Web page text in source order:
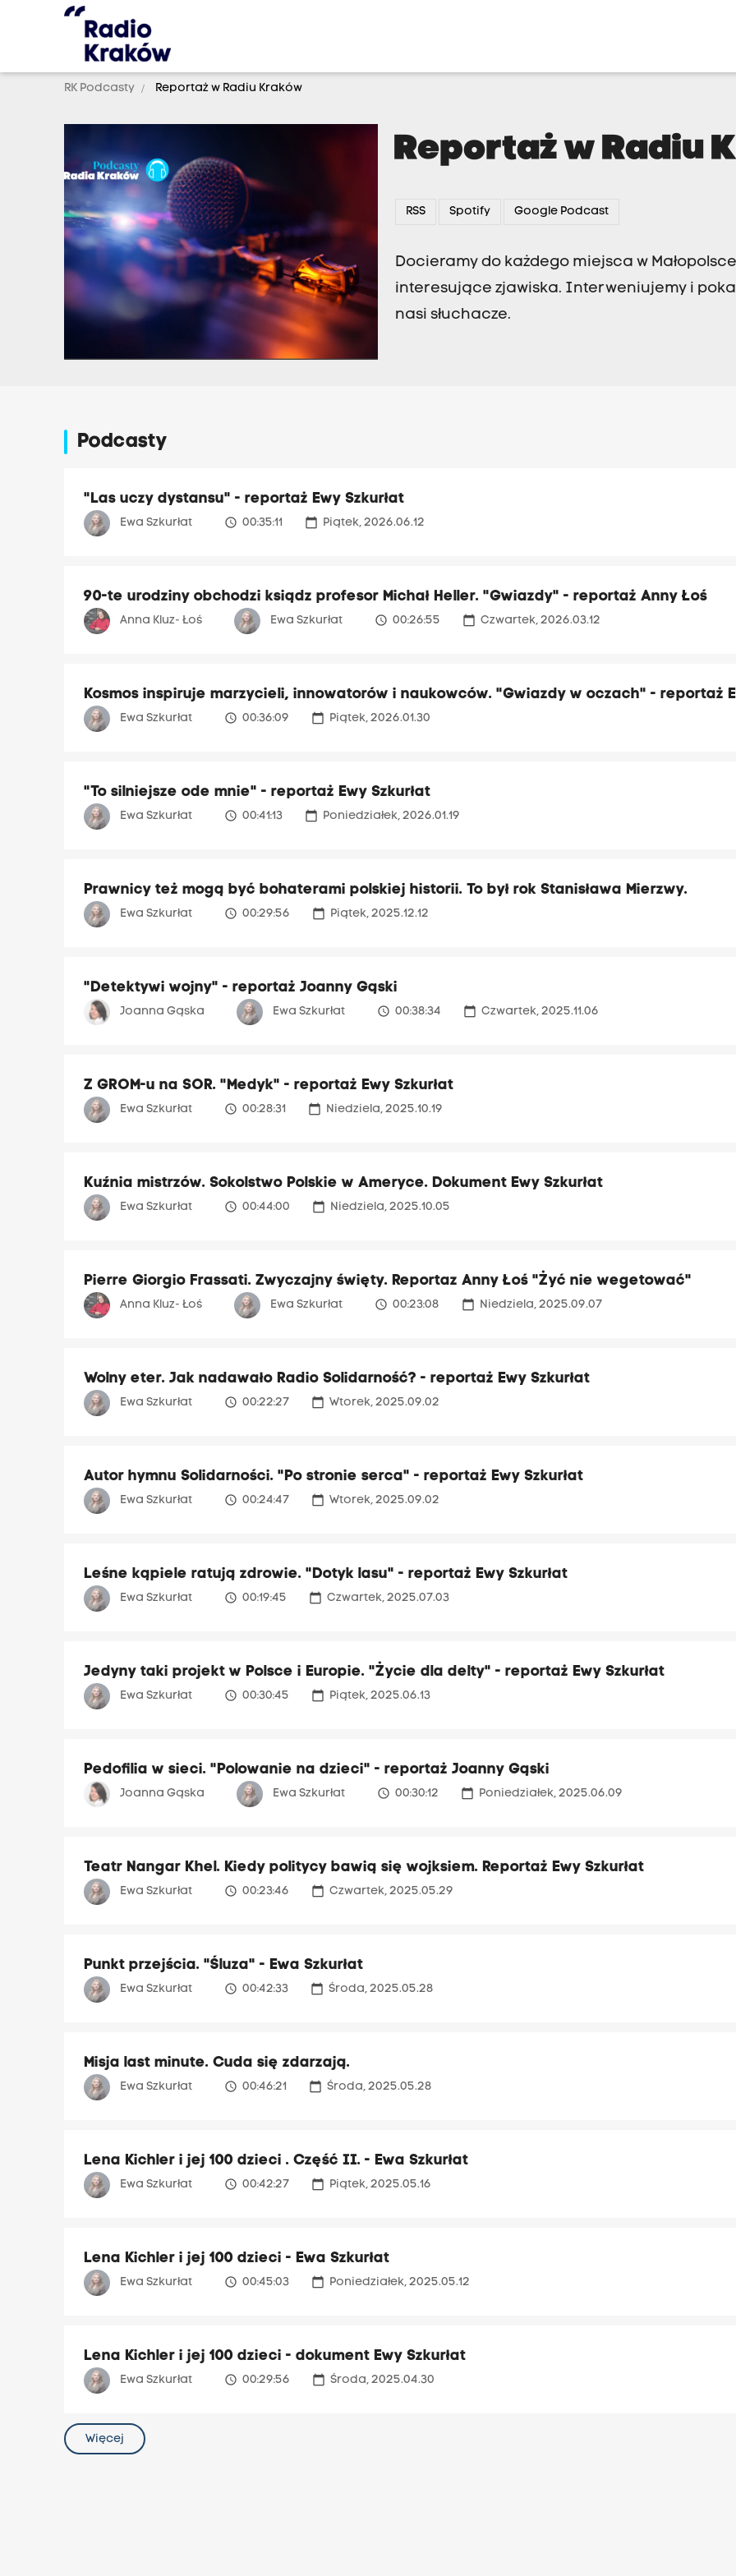
RK Podcasty Reportaż w Radiu Kraków
Reportaż w Radiu
RSS Spotify Google Podcast
Docieramy do każdego miejsca w
interesujące zjawiska. Interweniujemy i
nasi słuchacze.
Podcasty
"Las uczy dystansu" - reportaż Ewy Szkurłat
Ewa Szkurłat access_time 00:35:11 calendar_today Piątek, 2026.06.12
90-te urodziny obchodzi ksiądz profesor Michał Heller. "Gwiazdy" - reportaż Anny Łoś
Anna Kluz- Łoś Ewa Szkurłat access_time 00:26:55 calendar_today Czwartek, 2026.03.12
Kosmos inspiruje marzycieli, innowatorów i naukowców. "Gwiazdy w oczach" - reportaż
Ewa Szkurłat access_time 00:36:09 calendar_today Piątek, 2026.01.30
"To silniejsze ode mnie" - reportaż Ewy Szkurłat
Ewa Szkurłat access_time 00:41:13 calendar_today Poniedziałek, 2026.01.19
Prawnicy też mogą być bohaterami polskiej historii. To był rok Stanisława Mierzwy.
Ewa Szkurłat access_time 00:29:56 calendar_today Piątek, 2025.12.12
"Detektywi wojny" - reportaż Joanny Gąski
Joanna Gąska Ewa Szkurłat access_time 00:38:34 calendar_today Czwartek, 2025.11.06
Z GROM-u na SOR. "Medyk" - reportaż Ewy Szkurłat
Ewa Szkurłat access_time 00:28:31 calendar_today Niedziela, 2025.10.19
Kuźnia mistrzów. Sokolstwo Polskie w Ameryce. Dokument Ewy Szkurłat
Ewa Szkurłat access_time 00:44:00 calendar_today Niedziela, 2025.10.05
Pierre Giorgio Frassati. Zwyczajny święty. Reportaz Anny Łoś "Żyć nie wegetować"
Anna Kluz- Łoś Ewa Szkurłat access_time 00:23:08 calendar_today Niedziela, 2025.09.07
Wolny eter. Jak nadawało Radio Solidarność? - reportaż Ewy Szkurłat
Ewa Szkurłat access_time 00:22:27 calendar_today Wtorek, 2025.09.02
Autor hymnu Solidarności. "Po stronie serca" - reportaż Ewy Szkurłat
Ewa Szkurłat access_time 00:24:47 calendar_today Wtorek, 2025.09.02
Leśne kąpiele ratują zdrowie. "Dotyk lasu" - reportaż Ewy Szkurłat
Ewa Szkurłat access_time 00:19:45 calendar_today Czwartek, 2025.07.03
Jedyny taki projekt w Polsce i Europie. "Życie dla delty" - reportaż Ewy Szkurłat
Ewa Szkurłat access_time 00:30:45 calendar_today Piątek, 2025.06.13
Pedofilia w sieci. "Polowanie na dzieci" - reportaż Joanny Gąski
Joanna Gąska Ewa Szkurłat access_time 00:30:12 calendar_today Poniedziałek, 2025.06.09
Teatr Nangar Khel. Kiedy politycy bawią się wojksiem. Reportaż Ewy Szkurłat
Ewa Szkurłat access_time 00:23:46 calendar_today Czwartek, 2025.05.29
Punkt przejścia. "Śluza" - Ewa Szkurłat
Ewa Szkurłat access_time 00:42:33 calendar_today Środa, 2025.05.28
Misja last minute. Cuda się zdarzają.
Ewa Szkurłat access_time 00:46:21 calendar_today Środa, 2025.05.28
Lena Kichler i jej 100 dzieci . Część II. - Ewa Szkurłat
Ewa Szkurłat access_time 00:42:27 calendar_today Piątek, 2025.05.16
Lena Kichler i jej 100 dzieci - Ewa Szkurłat
Ewa Szkurłat access_time 00:45:03 calendar_today Poniedziałek, 2025.05.12
Lena Kichler i jej 100 dzieci - dokument Ewy Szkurłat
Ewa Szkurłat access_time 00:29:56 calendar_today Środa, 2025.04.30
Więcej